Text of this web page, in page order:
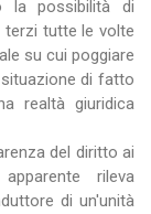
la possibilità di
terzi tutte le volte
su cui poggiare
di fatto
realtà giuridica
del diritto ai
rileva
di un'unità